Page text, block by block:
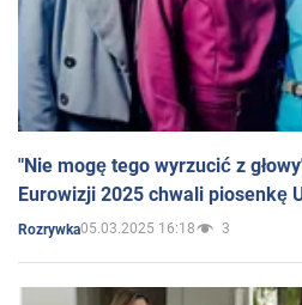
"Nie mogę tego wyrzucić z
Eurowizji 2025 chwali piosenkę
Rozrywka05.03.2025 16:18 3